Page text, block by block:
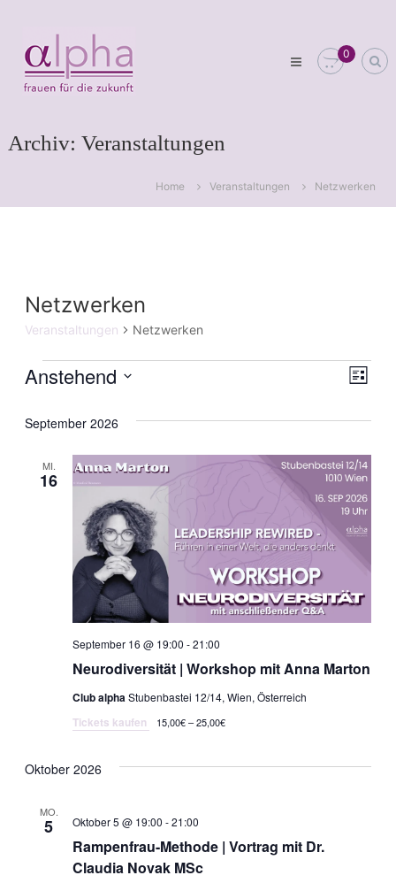
content
alpha
Frauen
für
die
0
Archiv: Veranstaltungen
Home Veranstaltungen Netzwerken
Netzwerken
Veranstaltungen Netzwerken
Veranstaltungen Liste
Anstehend
wählen.
September 2026
MI.
16
Neurodiversität | Workshop mit Anna Marton
September 16 @ 19:00 -21:00
Club alphaStubenbastei 12/14, Wien, Österreich
Tickets kaufen 15,00€ – 25,00€
Oktober 2026
MO.
5
Rampenfrau-Methode | Vortrag mit Dr.
Claudia Novak MSc
Oktober 5 @ 19:00 -21:00